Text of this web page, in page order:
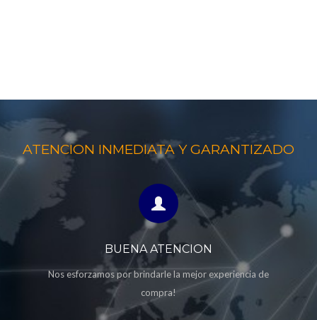
ATENCION INMEDIATA Y GARANTIZADO
BUENA ATENCION
Nos esforzamos por brindarle la mejor experiencia de
compra!